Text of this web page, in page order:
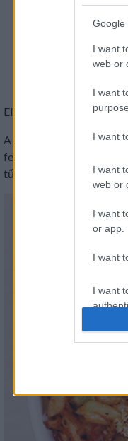
Google
I want
web or
I want
I want
I want
web or
I want
or app.
I want
I want
2 db közepes
1 marék
100 g
Elkészítés:
A tésztát kifőzzük. A
felaprított chilivel.
tűzálló tálba az egészet,